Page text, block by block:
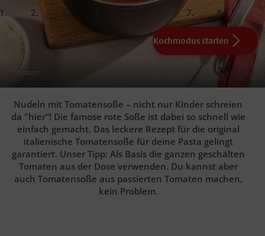
slide
1.
2.
slide
5.
slide
6.
slide
Fertig!
Kochmodus starten
0.5kleine Zwiebel(n)
Knoblauchzehe(n)
0.5EL Tomatenmark
Min.
ml Gemüsebrühe (z.B.
Naturgut)
100 g geschälte Tomaten im Saft (z.B. San Fabio)
bei mittlerer Hitze ca. 15
Min.
0.5TL Zucker
EL italienische
Gewürzmischung (z.B. Würz&Co.)
Pfeffer
frischem Basilikum
geriebenem Grana
Padano
Tomatensoße
Nudeln mit Tomatensoße – nicht nur Kinder schreien
da "hier”! Die famose rote Soße ist dabei so schnell wie
einfach gemacht. Das leckere Rezept für die original
italienische Tomatensoße für deine Pasta gelingt
garantiert. Unser Tipp: Als Basis die ganzen geschälten
Tomaten aus der Dose verwenden. Du kannst aber
auch Tomatensoße aus passierten Tomaten machen,
kein Problem.